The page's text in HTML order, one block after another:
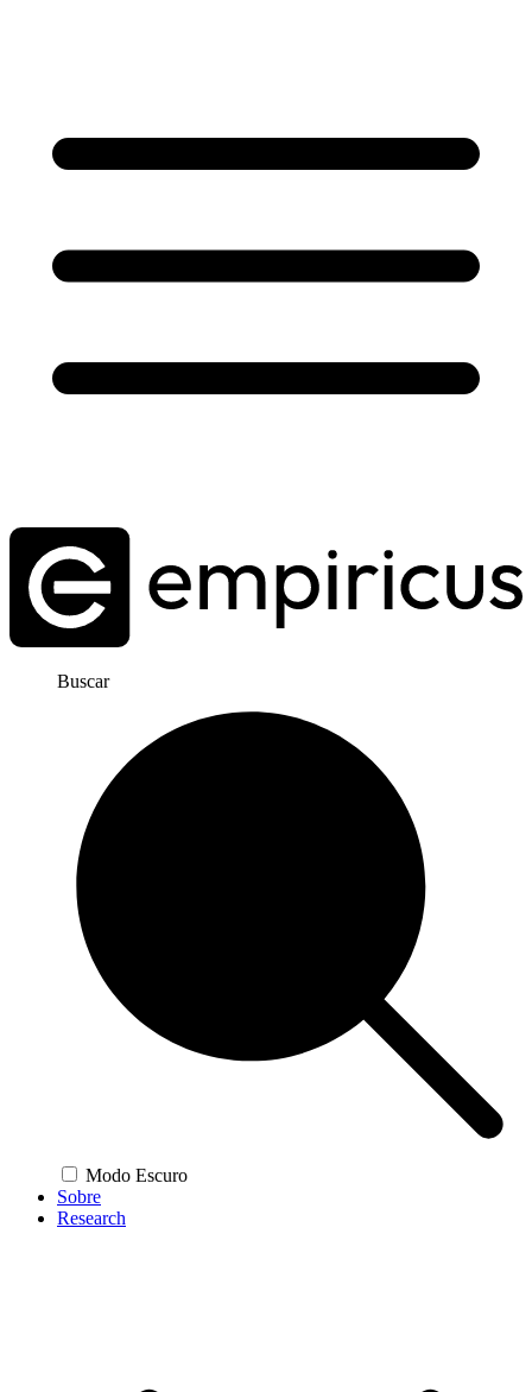
Buscar
Modo Escuro
Sobre
Research